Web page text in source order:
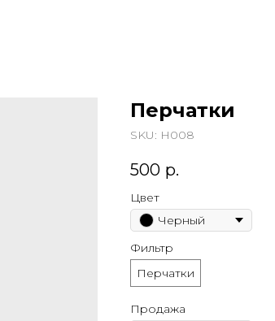
Перчатки
SKU: Н008
500 р.
Цвет
Черный
Фильтр
Перчатки
Продажа